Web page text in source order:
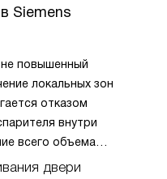
Siemens
повышенный
локальных зон
отказом
внутри
всего объема
и постепенно, что
двери